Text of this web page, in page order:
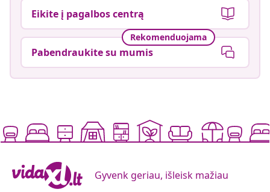
Eikite į pagalbos centrą
Rekomenduojama
Pabendraukite su mumis
Gyvenk geriau, išleisk mažiau